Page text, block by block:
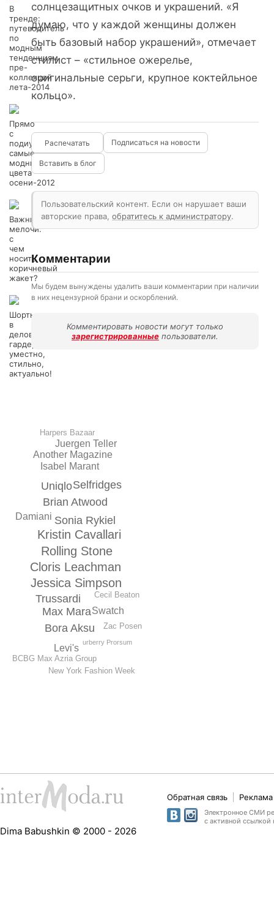
В
тренде:
путеводитель
по
модным
тенденциям
пре-
коллекций
лета-2014
Прямо
с
подиума:
самые
модные
цвета
осени-2012
Важные
мелочи:
с
чем
носить
коричневый
жакет?
Шорты
в
деловом
гардеробе:
уместно,
стильно,
актуально!
Rolling Stone
Kristin Cavallari
Cloris Leachman
Jessica Simpson
Sonia Rykiel
Brian Atwood
Trussardi
Max Mara
Selfridges
Uniqlo
Bora Aksu
Isabel Marant
Swatch
Another Magazine
Levi's
Damiani
Juergen Teller
Cecil Beaton
New York Fashion Week
Harpers Bazaar
Zac Posen
BCBG Max Azria Group
urberry Prorsum
солнцезащитных очков и украшений. «Я
думаю, что у каждой женщины должен
быть базовый набор украшений», отмечает
стилист – «стильное ожерелье,
оригинальные серьги, крупное коктейльное
кольцо».
Подписаться на новости
Вставить в блог
Пользовательский контент. Если он нарушает ваши
авторские права, обратитесь к администратору.
Комментарии
Мы будем вынуждены удалить ваши комментарии при наличии
в них нецензурной брани и оскорблений.
Комментировать новости могут только
зарегистрированныепользователи.
Dima Babushkin © 2000 - 2026
Обратная связь
Электронное СМИ
с активной ссылкой